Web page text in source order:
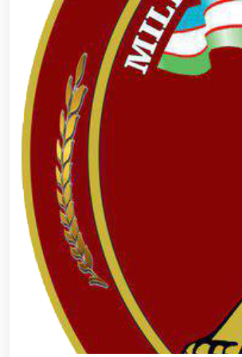
ishchi guruhining yoshlar bilan
polkovnik B.Tashmatov
etishga moyil shaxslar yashash
yuritib kyelayotgan ayollar
o‘tkazildi // Ajdodlar merosi –
litseyi faoliyati bilan yaqindan
// “Harbiy taʼlim tizimida ilm-
etildi. //Milliy gvardiya
viloyatalarida xavfsiz muhitni
vazifalar doimiy e’tiborda. //
federatsiyasi raisi etib saylandi.
talablariga mos
oilalar” mavzusida adabiy-
“Jasorat” filmi premyerasi bo'lib
bayramona tadbir o‘tkazildi / /
kuni munosabati bilan bayram
munosabati bilan
devoni hududida bunyod etilgan
“O‘zbekiston Respublikasi
muhofaza qilish organlari
yig‘ilishini o‘tkazdi / /
tanishdi / / Moliya, ilg‘or